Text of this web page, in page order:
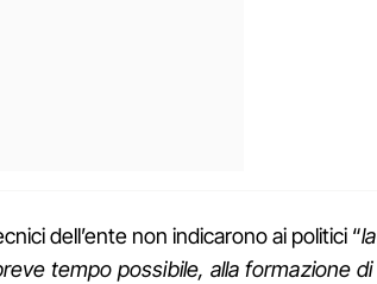
dell’ente non indicarono ai politici “la
tempo possibile, alla formazione di